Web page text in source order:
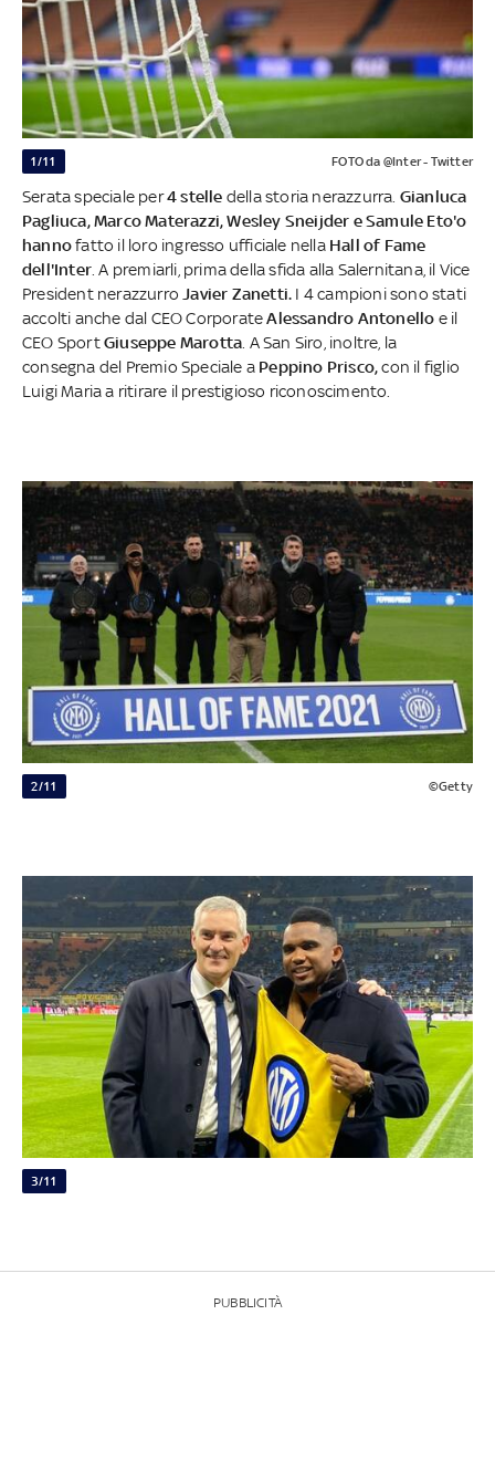
1/11 FOTO da @Inter - Twitter
Serata speciale per4 stelle della storia nerazzurra. Gianluca
Pagliuca, Marco Materazzi, Wesley Sneijder e Samule Eto'o
hannofatto il loro ingresso ufficiale nella Hall of Fame
dell'Inter . A premiarli, prima della sfida alla Salernitana, il Vice
President nerazzurro Javier Zanetti. I 4 campioni sono stati
accolti anche dal CEO CorporateAlessandro Antonello e il
CEO SportGiuseppe Marotta . A San Siro, inoltre, la
consegna del Premio Speciale a Peppino Prisco,con il figlio
Luigi Maria a ritirare il prestigioso riconoscimento.
2/11 ©Getty
3/11
PUBBLICITÀ